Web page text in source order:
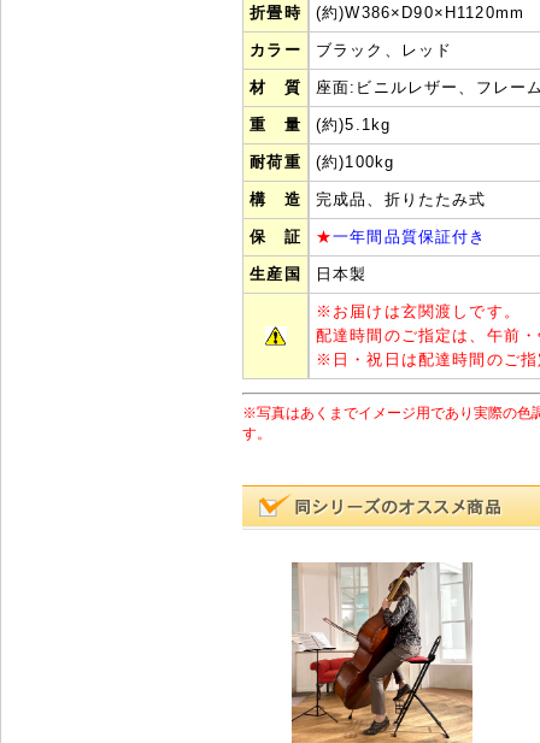
折畳時 (約)W386×D90×H1120mm
カラー ブラック、レッド
材 質 座面:ビニルレザー、フレー
重 量 (約)5.1kg
耐荷重 (約)100kg
構 造 完成品、折りたたみ式
保 証 ★一年間品質保証付き
生産国 日本製
※ お届けは玄関渡しです。
配達時間のご指定は、午前
※ 日・祝日は配達時間のご
※写真はあくまでイメージ用であり実際の色
す。